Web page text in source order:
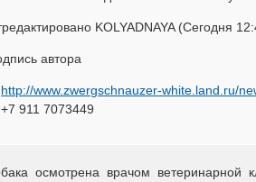
KOLYADNAYA (Сегодня
автора
http://www.zwergschnauzer-white.land.ru/
911 7073449
осмотрена врачом ветеринарной